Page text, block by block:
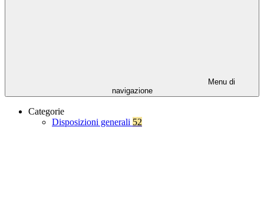
Menu di
navigazione
Categorie
Disposizioni generali 52